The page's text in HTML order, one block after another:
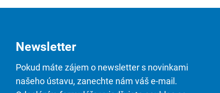
Newsletter
Pokud máte zájem o newsletter s novinkami
našeho ústavu, zanechte nám váš e-mail.